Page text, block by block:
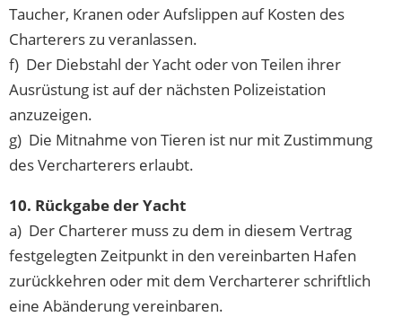
Taucher, Kranen oder Aufslippen auf Kosten des
Charterers zu veranlassen.
f) Der Diebstahl der Yacht oder von Teilen ihrer
Ausrüstung ist auf der nächsten Polizeistation
anzuzeigen.
g) Die Mitnahme von Tieren ist nur mit Zustimmung
des Vercharterers erlaubt.
10. Rückgabe der Yacht
a) Der Charterer muss zu dem in diesem Vertrag
festgelegten Zeitpunkt in den vereinbarten Hafen
zurückkehren oder mit dem Vercharterer schriftlich
eine Abänderung vereinbaren.